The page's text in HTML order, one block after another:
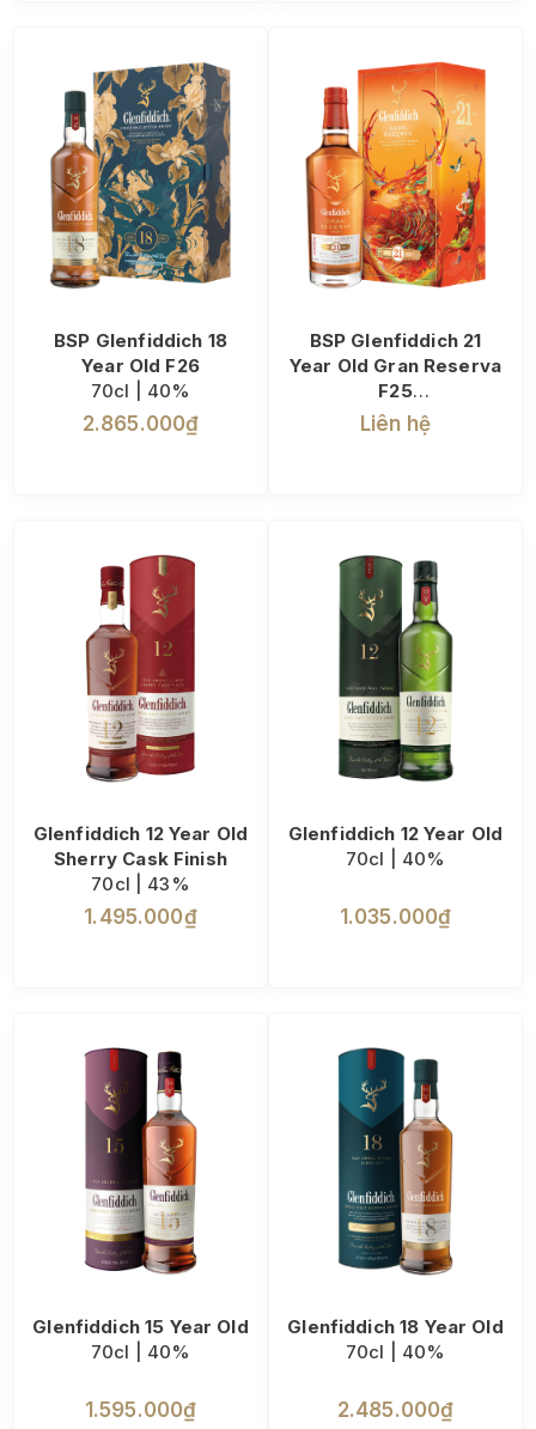
BSP Glenfiddich 18
Year Old F26
70cl | 40%
2.865.000₫
BSP Glenfiddich 21
Year Old Gran Reserva
F25
70cl | 40%
Liên hệ
Glenfiddich 12 Year Old
Sherry Cask Finish
70cl | 43%
1.495.000₫
Glenfiddich 12 Year Old
70cl | 40%
1.035.000₫
Glenfiddich 15 Year Old
70cl | 40%
1.595.000₫
Glenfiddich 18 Year Old
70cl | 40%
2.485.000₫